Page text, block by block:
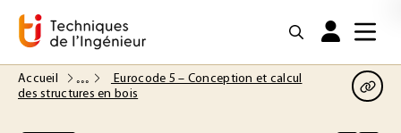
Accueil
Eurocode 5 – Conception et calcul
des structures en bois